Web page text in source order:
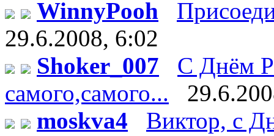
WinnyPooh
29.6.2008, 6:02
Shoker_007
С Днём
самого,самого...
moskva4
Виктор, с